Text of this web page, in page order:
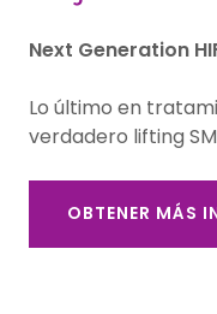
Next Generation
Lo último en
verdadero lifting
OBTENER MÁS